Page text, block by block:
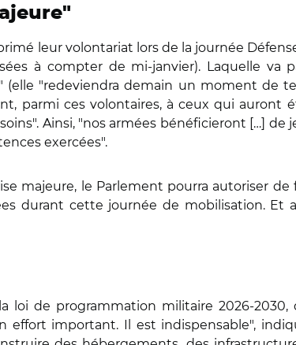
leur volontariat lors de la journée
à compter de mi-janvier). Laquelle va
"redeviendra demain un moment de
parmi ces volontaires, à ceux qui auront
Ainsi, "nos armées bénéficieront […] de
exercées".
majeure, le Parlement pourra autoriser de
durant cette journée de mobilisation. Et
loi de programmation militaire 2026-
important. Il est indispensable",